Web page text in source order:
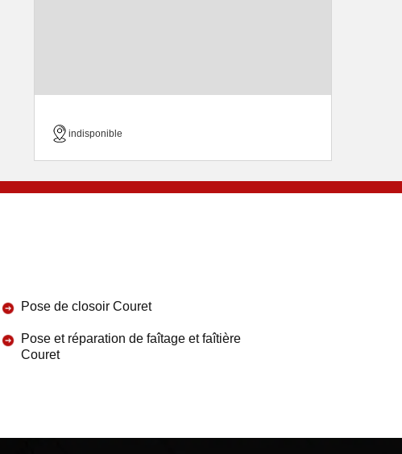
indisponible
Pose de closoir Couret
Pose et réparation de faîtage et faîtière
Couret